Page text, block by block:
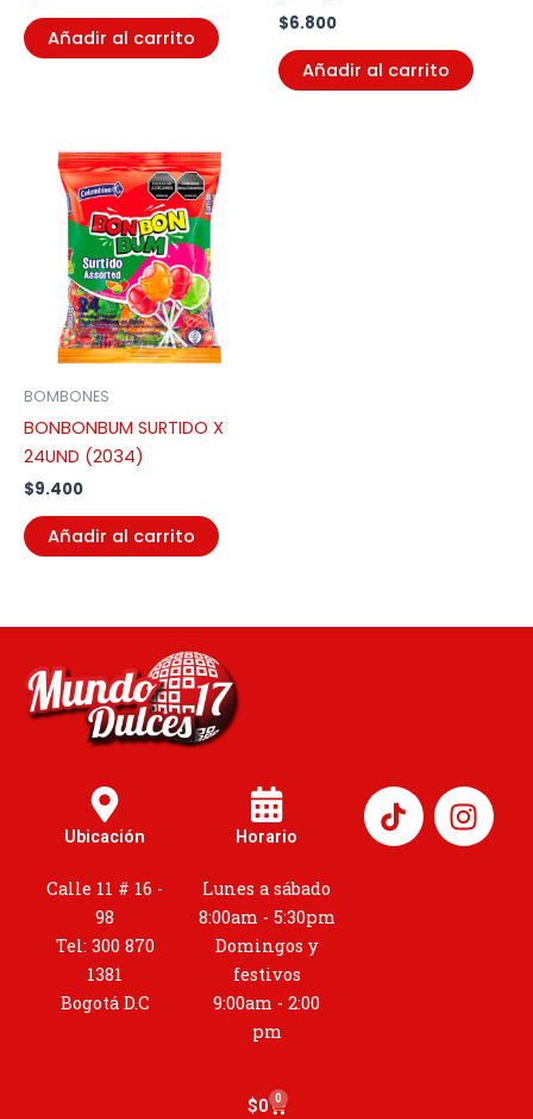
Añadir al carrito
$6.800
Añadir al carrito
BOMBONES
BONBONBUM SURTIDO X
24UND (2034)
$9.400
Añadir al carrito
Ubicación
Calle 11 # 16 -
98
Tel: 300 870
1381
Bogotá D.C
Horario
Lunes a sábado
8:00am - 5:30pm
Domingos y
festivos
9:00am - 2:00
pm
I
n
s
$0 0
Cart